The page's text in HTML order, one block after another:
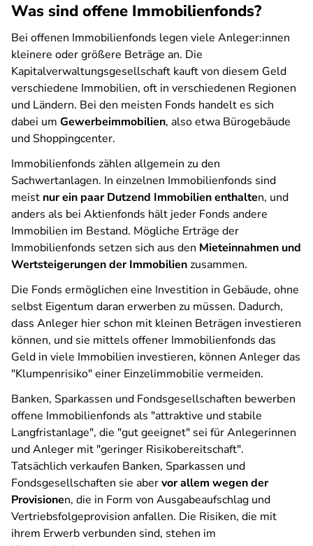
Was sind offene Immobilienfonds?
Bei offenen Immobilienfonds legen viele Anleger:innen
kleinere oder größere Beträge an. Die
Kapitalverwaltungsgesellschaft kauft von diesem Geld
verschiedene Immobilien, oft in verschiedenen Regionen
und Ländern. Bei den meisten Fonds handelt es sich
dabei um Gewerbeimmobilien, also etwa Bürogebäude
und Shoppingcenter.
Immobilienfonds zählen allgemein zu den
Sachwertanlagen. In einzelnen Immobilienfonds sind
meist nur ein paar Dutzend Immobilien enthalten, und
anders als bei Aktienfonds hält jeder Fonds andere
Immobilien im Bestand. Mögliche Erträge der
Immobilienfonds setzen sich aus den Mieteinnahmen und
Wertsteigerungen der Immobilienzusammen.
Die Fonds ermöglichen eine Investition in Gebäude, ohne
selbst Eigentum daran erwerben zu müssen. Dadurch,
dass Anleger hier schon mit kleinen Beträgen investieren
können, und sie mittels offener Immobilienfonds das
Geld in viele Immobilien investieren, können Anleger das
"Klumpenrisiko" einer Einzelimmobilie vermeiden.
Banken, Sparkassen und Fondsgesellschaften bewerben
offene Immobilienfonds als "attraktive und stabile
Langfristanlage", die "gut geeignet" sei für Anlegerinnen
und Anleger mit "geringer Risikobereitschaft".
Tatsächlich verkaufen Banken, Sparkassen und
Fondsgesellschaften sie abervor allem wegen der
Provisionen, die in Form von Ausgabeaufschlag und
Vertriebsfolgeprovision anfallen. Die Risiken, die mit
ihrem Erwerb verbunden sind, stehen im